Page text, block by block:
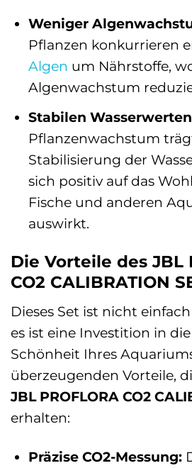
Weniger
Pflanzen konkurrieren
Algen um Nährstoffe,
Algenwachstum
Stabilen
Pflanzenwachstum
Stabilisierung der
sich positiv auf das
Fische und anderen
auswirkt.
Die Vorteile des JBL
CO2 CALIBRATION
Dieses Set ist nicht
es ist eine Investition in
Schönheit Ihres
überzeugenden Vorteile,
JBL PROFLORA CO2
erhalten:
Präzise CO2-Messung: